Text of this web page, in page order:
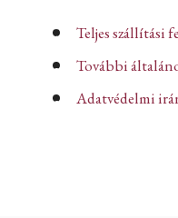
Teljes szállítási
További
Adatvédelmi